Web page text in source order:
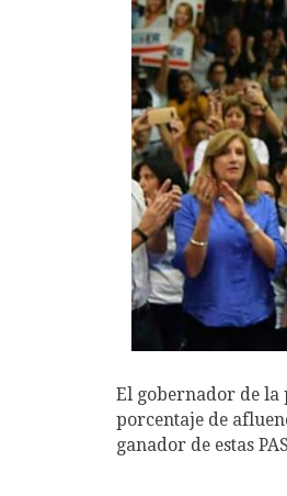
El gobernador de la
porcentaje de
ganador de estas